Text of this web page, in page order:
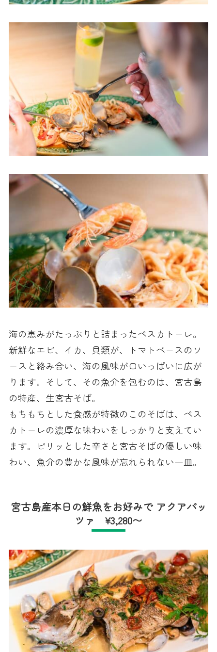
海の恵みがたっぷりと詰まったペスカトーレ。
新鮮なエビ、イカ、貝類が、トマトベースのソ
ースと絡み合い、海の風味が口いっぱいに広が
ります。そして、その魚介を包むのは、宮古島
の特産、生宮古そば。
もちもちとした食感が特徴のこのそばは、ペス
カトーレの濃厚な味わいをしっかりと支えてい
ます。ピリッとした辛さと宮古そばの優しい味
わい、魚介の豊かな風味が忘れられない一皿。
宮古島産本日の鮮魚をお好みで アクアパッ
ツァ ¥3,280〜